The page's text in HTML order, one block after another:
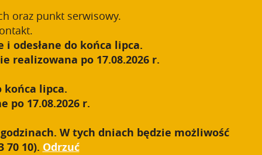
Zarejestruj się
S.W.A.T. SIEĆ SPRZEDAŻY KONTAKT
oraz punkt serwisowy.
i odesłane do końca lipca.
realizowana po 17.08.2026 r.
końca lipca.
po 17.08.2026 r.
W tych dniach będzie możliwość
10). Odrzuć